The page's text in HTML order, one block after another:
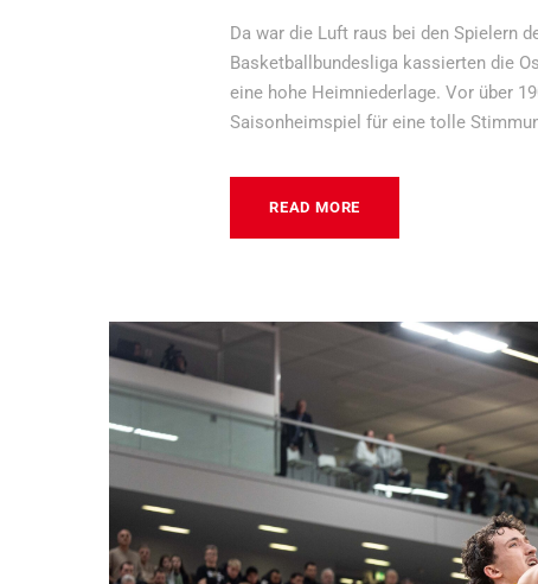
Da war die Luft raus bei den Spielern
Basketballbundesliga kassierten die
eine hohe Heimniederlage. Vor über
Saisonheimspiel für eine tolle
READ MORE